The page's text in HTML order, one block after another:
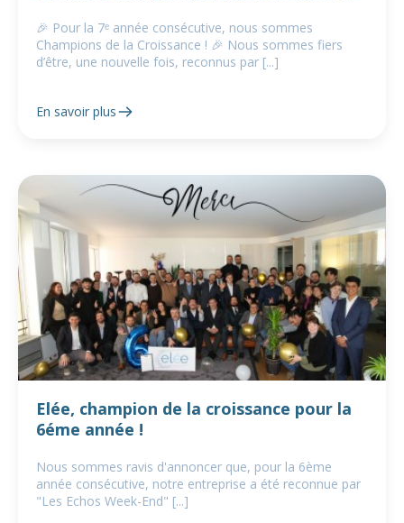
🎉 Pour la 7ᵉ année consécutive, nous sommes
Champions de la Croissance ! 🎉 Nous sommes fiers
d’être, une nouvelle fois, reconnus par [...]
En savoir plus
Elée, champion de la croissance pour la
6éme année !
Nous sommes ravis d'annoncer que, pour la 6ème
année consécutive, notre entreprise a été reconnue par
"Les Echos Week-End" [...]